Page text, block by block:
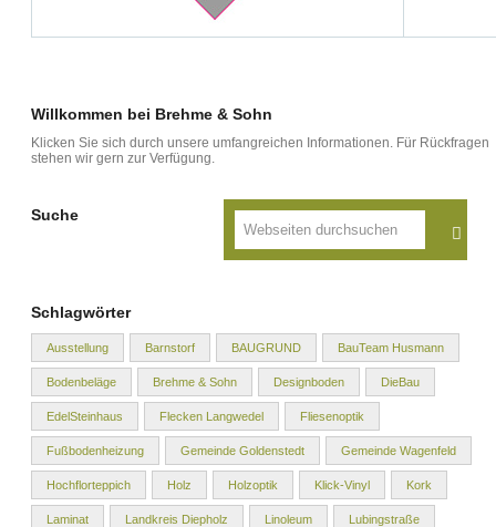
Willkommen bei Brehme & Sohn
Klicken Sie sich durch unsere umfangreichen Informationen. Für Rückfragen
stehen wir gern zur Verfügung.
Suche
Schlagwörter
Ausstellung Barnstorf BAUGRUND BauTeam Husmann
Bodenbeläge Brehme & Sohn Designboden DieBau
EdelSteinhaus Flecken Langwedel Fliesenoptik
Fußbodenheizung Gemeinde Goldenstedt Gemeinde Wagenfeld
Hochflorteppich Holz Holzoptik Klick-Vinyl Kork
Laminat Landkreis Diepholz Linoleum Lubingstraße